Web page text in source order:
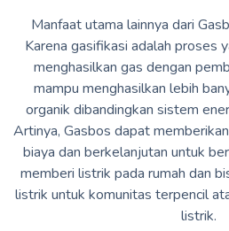
Manfaat utama lainnya dari
Karena gasifikasi adalah proses
menghasilkan gas dengan
mampu menghasilkan lebih
organik dibandingkan sistem
Artinya, Gasbos dapat
biaya dan berkelanjutan untuk
memberi listrik pada rumah dan
listrik untuk komunitas terpencil
listrik.